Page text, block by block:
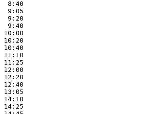
8:40
9:05
9:20
9:40
10:00
10:20
10:40
11:10
11:25
12:00
12:20
12:40
13:05
14:10
14:25